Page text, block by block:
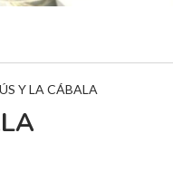
Y LA CÁBALA